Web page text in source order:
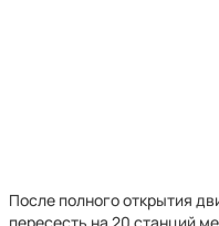
После полного открытия